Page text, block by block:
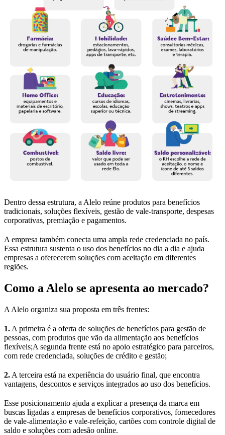
Dentro dessa estrutura, a Alelo reúne produtos para benefícios
tradicionais, soluções flexíveis, gestão de vale-transporte, despesas
corporativas, premiação e pagamentos.
A empresa também conecta uma ampla rede credenciada no país.
Essa estrutura sustenta o uso dos benefícios no dia a dia e ajuda
empresas a oferecerem soluções com aceitação em diferentes
regiões.
Como a Alelo se apresenta ao mercado?
A Alelo organiza sua proposta em três frentes:
1. A primeira é a oferta de soluções de benefícios para gestão de
pessoas, com produtos que vão da alimentação aos benefícios
flexíveis;A segunda frente está no apoio estratégico para parceiros,
com rede credenciada, soluções de crédito e gestão;
2. A terceira está na experiência do usuário final, que encontra
vantagens, descontos e serviços integrados ao uso dos benefícios.
Esse posicionamento ajuda a explicar a presença da marca em
buscas ligadas a empresas de benefícios corporativos, fornecedores
de vale-alimentação e vale-refeição, cartões com controle digital de
saldo e soluções com adesão online.